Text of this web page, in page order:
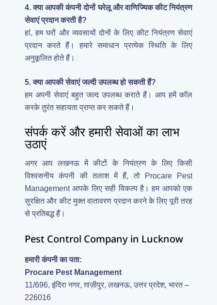
4. क्या आपकी कंपनी दोनों घरेलू और वाणिज्यिक कीट नियंत्रण
सेवाएं प्रदान करती है?
हां, हम घरों और व्यवसायों दोनों के लिए कीट नियंत्रण सेवाएं
प्रदान करते हैं। हमारे समाधान प्रत्येक स्थिति के लिए
अनुकूलित होते हैं।
5. क्या आपकी सेवाएं जल्दी उपलब्ध हो सकती हैं?
हम अपनी सेवाएं बहुत जल्द उपलब्ध कराते हैं। आप हमें कॉल
करके तुरंत सहायता प्राप्त कर सकते हैं।
संपर्क करें और हमारी सेवाओं का लाभ
उठाएं
अगर आप लखनऊ में कीटों के नियंत्रण के लिए किसी
विश्वसनीय कंपनी की तलाश में हैं, तो Procare Pest
Management आपके लिए सही विकल्प है। हम आपको एक
सुरक्षित और कीट मुक्त वातावरण प्रदान करने के लिए पूरी तरह
से प्रतिबद्ध हैं।
Pest Control Company in Lucknow
हमारी कंपनी का पता:
Procare Pest Management
11/696, इंदिरा नगर, ग़ाज़ीपुर, लखनऊ, उत्तर प्रदेश, भारत –
226016